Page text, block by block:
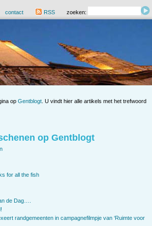
contact RSS zoeken:
op Gentblogt . U vindt hier alle artikels met het trefwoord
op Gentblogt
for all the fish
de Dag….
randgemeenten in campagnefilmpje van ‘Ruimte voor